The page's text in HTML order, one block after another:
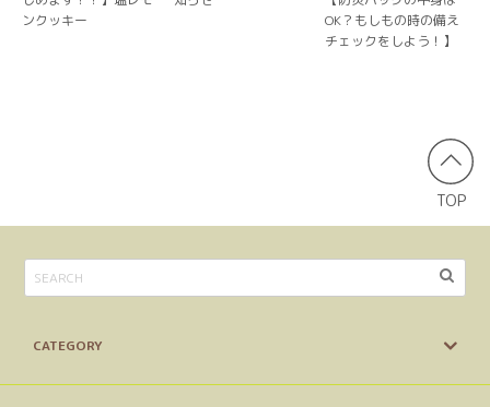
ンクッキー
OK？もしもの時の備え
チェックをしよう！】
TOP
CATEGORY